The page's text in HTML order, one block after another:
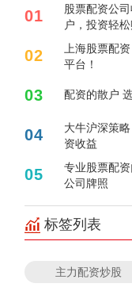
01
股票配资公
户，投资轻
02
上海股票配
平台！
03 配资的散户
04
大牛沪深策
资收益
05
专业股票配
公司牌照
标签列表
主力配资炒股